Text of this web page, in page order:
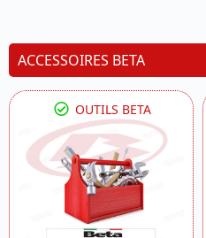
ACCESSOIRES BETA
OUTILS BETA